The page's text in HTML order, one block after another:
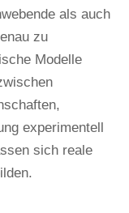
als auch
zu
Modelle
experimentell
sich reale